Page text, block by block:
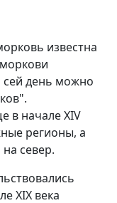
известна
сей день можно
в начале XIV
регионы, а
север.
XIX века